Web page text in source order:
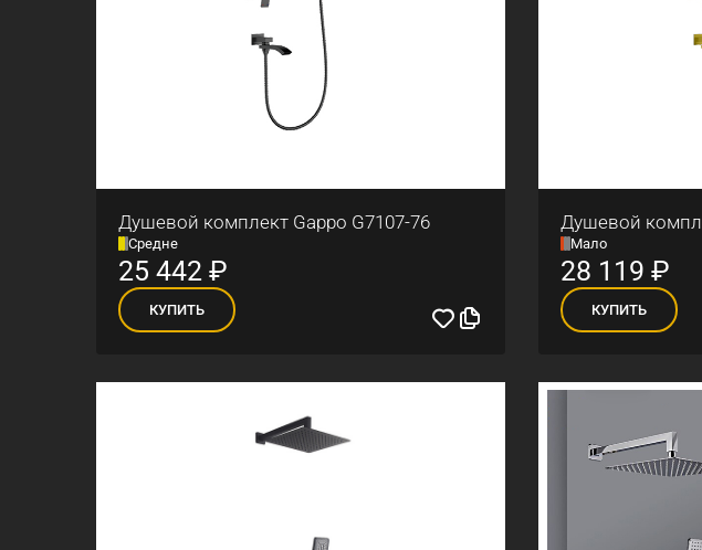
Душевой комплект Gappo G7107-76
Средне
25 442₽
КУПИТЬ
Душевой
Мало
28 119 ₽
КУПИТЬ